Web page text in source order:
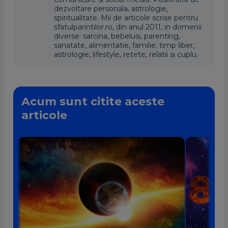
dezvoltare personala, astrologie,
spiritualitate. Mii de articole scrise pentru
sfatulparintilor.ro, din anul 2011, in domenii
diverse: sarcina, bebelusi, parenting,
sanatate, alimentatie, familie, timp liber,
astrologie, lifestyle, retete, relatii si cuplu.
Acum sunt citite aceste
articole